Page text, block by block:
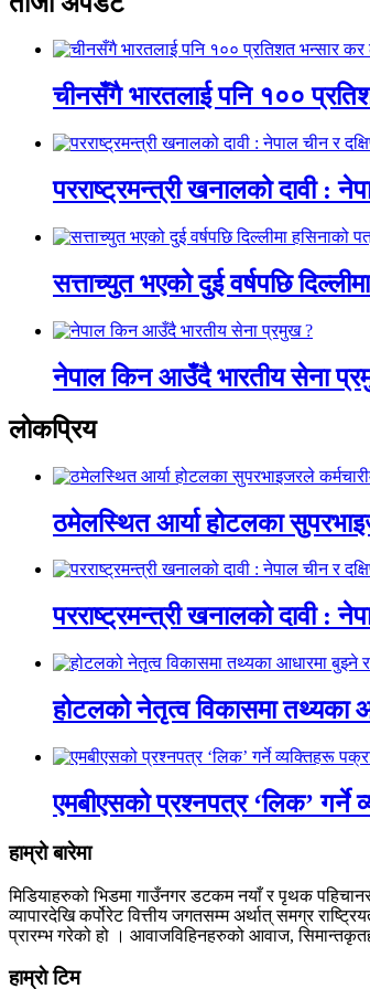
चीनसँगै भारतलाई पनि १००
परराष्ट्रमन्त्री खनालको दावी :
सत्ताच्युत भएको दुई वर्षपछि
नेपाल किन आउँदै भारतीय सेना
लाेकप्रिय
ठमेलस्थित आर्या होटलका
परराष्ट्रमन्त्री खनालको दावी :
होटलको नेतृत्व विकासमा तथ्यका
एमबीएसको प्रश्नपत्र ‘लिक’ गर्ने
हाम्रो बारेमा
मिडियाहरुको भिडमा गाउँनगर डटकम नयाँ र पृथक
व्यापारदेखि कर्पोरेट वित्तीय जगतसम्म अर्थात् समग्र
प्रारम्भ गरेको हो । आवाजविहिनहरुको आवाज,
हाम्राे टिम